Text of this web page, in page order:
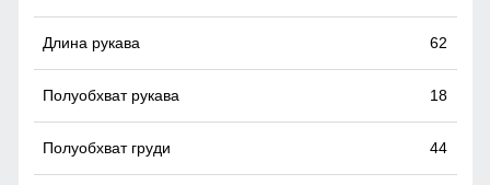
мембранной куртке. Во время интенсивного
передвижения можно расстегнуть молнии, чтобы Вы не
потели, а во время отдыха или нахождения в лагере —
закрыть, чтобы сохранить тепло, если идет речь о
холодном времени года.
62
18
44